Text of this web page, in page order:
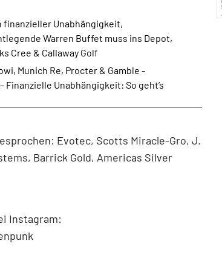
finanzieller Unabhängigkeit,
Warren Buffet muss ins Depot,
Cree & Callaway Golf
Munich Re, Procter & Gamble -
Unabhängigkeit: So geht’s
Evotec, Scotts Miracle-Gro, J.
Barrick Gold, Americas Silver
Instagram: